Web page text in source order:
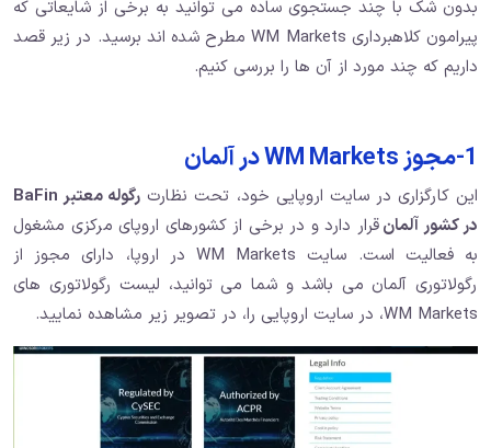
بدون شک با چند جستجوی ساده می توانید به برخی از شایعاتی که
پیرامون کلاهبرداری WM Markets مطرح شده اند برسید. در زیر قصد
داریم که چند مورد از آن ها را بررسی کنیم.
1-مجوز WM Markets در آلمان
این کارگزاری در سایت اروپایی خود، تحت نظارت
رگوله معتبر BaFin
در کشور آلمانقرار دارد و در برخی از کشورهای اروپای مرکزی مشغول
به فعالیت است. سایت WM Markets در اروپا، دارای مجوز از
رگولاتوری آلمان می باشد و شما می توانید، لیست رگولاتوری های
WM Markets، در سایت اروپایی را، در تصویر زیر مشاهده نمایید.